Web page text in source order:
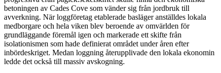
betoningen av Cades Cove som vänder sig från jordbruk till
avverkning. När loggföretag etablerade basläger anställdes lokala
medborgare och hela viken blev beroende av omvärlden för
grundläggande föremål igen och markerade ett skifte från
isolationismen som hade definierat området under åren efter
inbördeskriget. Medan loggning återupplivade den lokala ekonomin
ledde det också till massiv avskogning.